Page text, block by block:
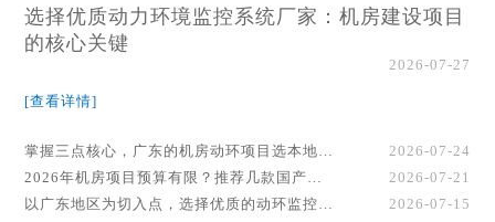
选择优质动力环境监控系统厂家：机房建设项目
的核心关键
2026-07-27
[查看详情]
掌握三点核心，广东的机房动环项目选本地厂家事半功倍！
2026-07-24
2026年机房项目预算有限？推荐几款国产动环监控系统品牌
2026-07-21
以广东地区为切入点，选择优质的动环监控系统厂家
2026-07-15